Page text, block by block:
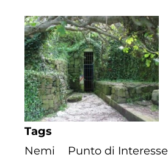
Tags
Nemi
Punto di Interesse